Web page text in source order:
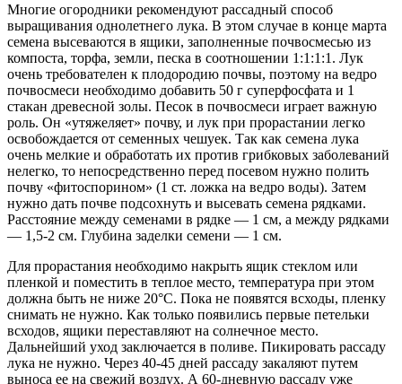
Многие огородники рекомендуют рассадный способ
выращивания однолетнего лука. В этом случае в конце марта
семена высеваются в ящики, заполненные почвосмесью из
компоста, торфа, земли, песка в соотношении 1:1:1:1. Лук
очень требователен к плодородию почвы, поэтому на ведро
почвосмеси необходимо добавить 50 г суперфосфата и 1
стакан древесной золы. Песок в почвосмеси играет важную
роль. Он «утяжеляет» почву, и лук при прорастании легко
освобождается от семенных чешуек. Так как семена лука
очень мелкие и обработать их против грибковых заболеваний
нелегко, то непосредственно перед посевом нужно полить
почву «фитоспорином» (1 ст. ложка на ведро воды). Затем
нужно дать почве подсохнуть и высевать семена рядками.
Расстояние между семенами в рядке — 1 см, а между рядками
— 1,5-2 см. Глубина заделки семени — 1 см.
Для прорастания необходимо накрыть ящик стеклом или
пленкой и поместить в теплое место, температура при этом
должна быть не ниже 20°С. Пока не появятся всходы, пленку
снимать не нужно. Как только появились первые петельки
всходов, ящики переставляют на солнечное место.
Дальнейший уход заключается в поливе. Пикировать рассаду
лука не нужно. Через 40-45 дней рассаду закаляют путем
выноса ее на свежий воздух. А 60-дневную рассаду уже